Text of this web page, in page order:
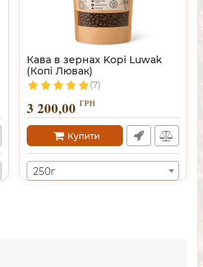
Кава в зернах Kopi Luwak
(Копі Лювак)
(7)
3 200,00 ГРН
Купити
250г